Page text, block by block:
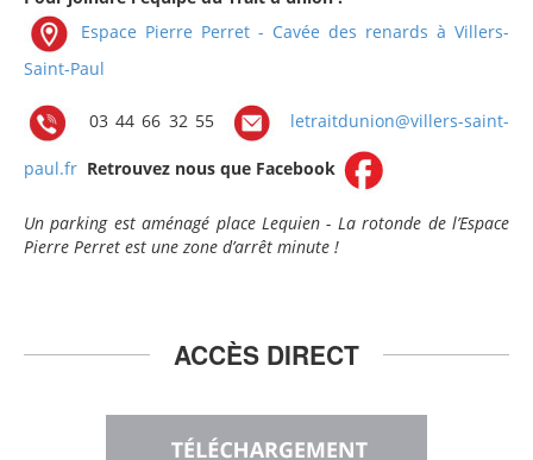
Espace Pierre Perret - Cavée des renards à Villers-
Saint-Paul
03 44 66 32 55 letraitdunion@villers-saint-
paul.fr Retrouvez nous que Facebook
Un parking est aménagé place Lequien - La rotonde de l’Espace
Pierre Perret est une zone d’arrêt minute !
ACCÈS DIRECT